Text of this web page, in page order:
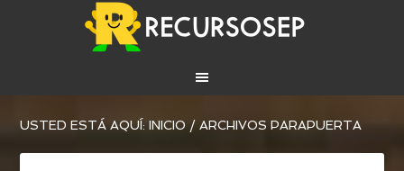
USTED ESTÁ AQUÍ:INICIO / ARCHIVOS PARAPUERTA